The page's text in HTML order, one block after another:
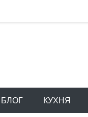
БЛОГ КУХНЯ